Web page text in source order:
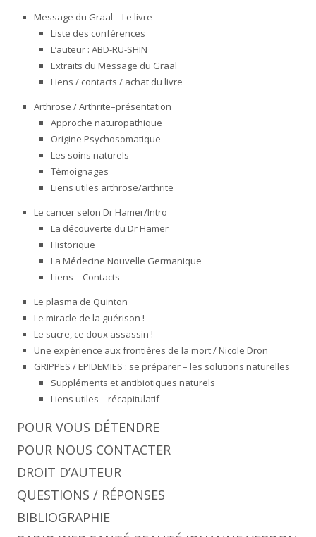
Message du Graal – Le livre
Liste des conférences
L’auteur : ABD-RU-SHIN
Extraits du Message du Graal
Liens / contacts / achat du livre
Arthrose / Arthrite–présentation
Approche naturopathique
Origine Psychosomatique
Les soins naturels
Témoignages
Liens utiles arthrose/arthrite
Le cancer selon Dr Hamer/Intro
La découverte du Dr Hamer
Historique
La Médecine Nouvelle Germanique
Liens – Contacts
Le plasma de Quinton
Le miracle de la guérison !
Le sucre, ce doux assassin !
Une expérience aux frontières de la mort / Nicole Dron
GRIPPES / EPIDEMIES : se préparer – les solutions naturelles
Suppléments et antibiotiques naturels
Liens utiles – récapitulatif
POUR VOUS DÉTENDRE
POUR NOUS CONTACTER
DROIT D’AUTEUR
QUESTIONS / RÉPONSES
BIBLIOGRAPHIE